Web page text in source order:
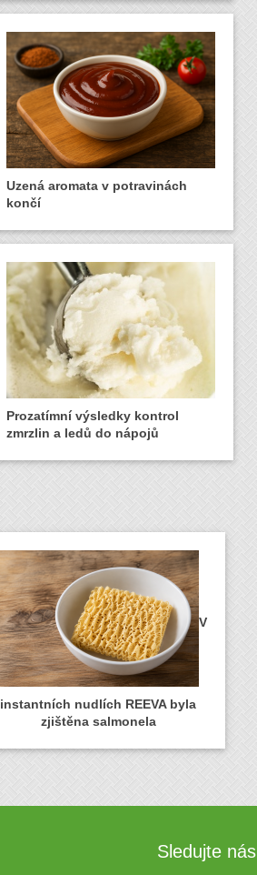
Uzená aromata v potravinách
končí
Prozatímní výsledky kontrol
zmrzlin a ledů do nápojů
V
instantních nudlích REEVA byla
zjištěna salmonela
Sledujte nás